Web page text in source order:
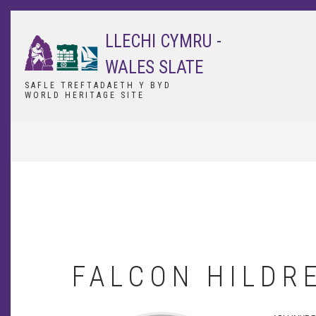
Skip
content
LLECHI CYMRU -
WALES SLATE
SAFLE TREFTADAETH Y BYD
WORLD HERITAGE SITE
FALCON